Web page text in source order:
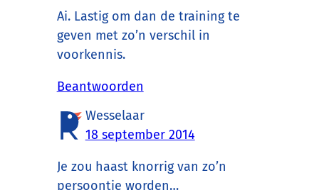
Ai. Lastig om dan de training te
geven met zo’n verschil in
voorkennis.
Beantwoorden
Wesselaar
18 september 2014
Je zou haast knorrig van zo’n
persoontje worden…